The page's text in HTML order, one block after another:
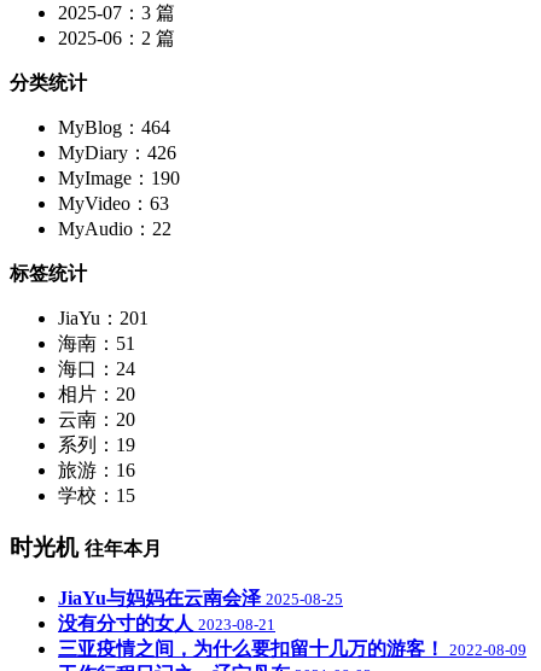
2025-07：3 篇
2025-06：2 篇
分类统计
MyBlog：464
MyDiary：426
MyImage：190
MyVideo：63
MyAudio：22
标签统计
JiaYu：201
海南：51
海口：24
相片：20
云南：20
系列：19
旅游：16
学校：15
时光机 往年本月
JiaYu与妈妈在云南会泽 2025-08-25
没有分寸的女人 2023-08-21
三亚疫情之间，为什么要扣留十几万的游客！ 2022-08-09